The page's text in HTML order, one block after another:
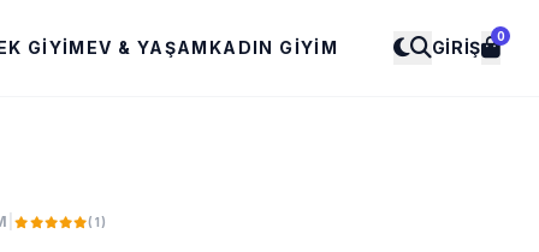
GIYIM EV & YAŞAM KADIN GIYIM GIRIŞ
0
| (1)